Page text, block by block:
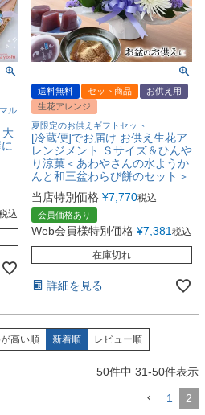
ル
大
込
送料無料 セット商品
お供え用
生花アレンジ
夏限定のお供えギフトセット
[冷蔵便]でお届け お供え生花ア
レンジメント Ｓサイズ＆ひんや
り涼菓＜あわやさんの水ようか
んと和三盆わらび餅のセット＞
当店特別価格 ¥7,770税込
会員価格あり
Web会員様特別価格 ¥7,381 税込
在庫切れ
詳細を見る
高い順 新着順 レビュー順
50件中 31-50件表示
1 2